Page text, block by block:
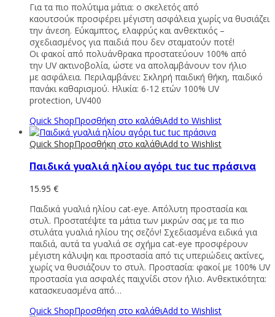
Για τα πιο πολύτιμα μάτια: ο σκελετός από
καουτσούκ προσφέρει μέγιστη ασφάλεια χωρίς να θυσιάζει
την άνεση. Εύκαμπτος, ελαφρύς και ανθεκτικός –
σχεδιασμένος για παιδιά που δεν σταματούν ποτέ!
Οι φακοί από πολυάνθρακα προστατεύουν 100% από
την UV ακτινοβολία, ώστε να απολαμβάνουν τον ήλιο
με ασφάλεια. Περιλαμβάνει: Σκληρή παιδική θήκη, παιδικό
πανάκι καθαρισμού. Ηλικία: 6-12 ετών 100% UV
protection, UV400
Quick ShopΠροσθήκη στο καλάθιAdd to Wishlist
Quick ShopΠροσθήκη στο καλάθιAdd to Wishlist
Παιδικά γυαλιά ηλίου αγόρι tuc tuc πράσινα
15.95 €
Παιδικά γυαλιά ηλίου cat-eye. Απόλυτη προστασία και
στυλ. Προστατέψτε τα μάτια των μικρών σας με τα πιο
στυλάτα γυαλιά ηλίου της σεζόν! Σχεδιασμένα ειδικά για
παιδιά, αυτά τα γυαλιά σε σχήμα cat-eye προσφέρουν
μέγιστη κάλυψη και προστασία από τις υπεριώδεις ακτίνες,
χωρίς να θυσιάζουν το στυλ. Προστασία: φακοί με 100% UV
προστασία για ασφαλές παιχνίδι στον ήλιο. Ανθεκτικότητα:
κατασκευασμένα από…
Quick ShopΠροσθήκη στο καλάθιAdd to Wishlist